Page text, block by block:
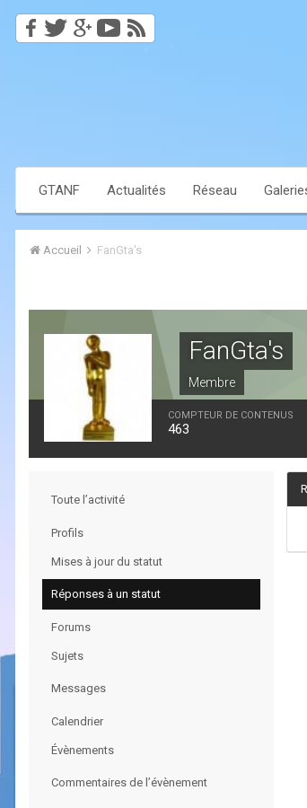
GTANF Actualités Réseau
Accueil FanGta's
FanGta's
Membre
COMPTEUR DE CONTENUS
463
Toute l’activité
Profils
Mises à jour du statut
Réponses à un statut
Forums
Sujets
Messages
Calendrier
Évènements
Commentaires de l’évènement